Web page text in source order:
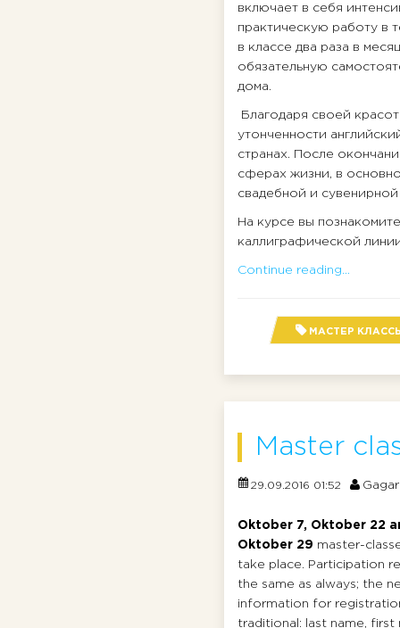
включает в себя
практическую работу в
в классе два раза в
обязательную
дома.
Благодаря своей
утонченности
странах. После
сферах жизни, в
свадебной и
На курсе вы
каллиграфической
Continue reading...
МАСТЕР
Master
29.09.2016 01:52
Oktober 7, Oktober 22
Oktober 29 master-
take place. Participation
the same as always; the
information for
traditional: last name, first